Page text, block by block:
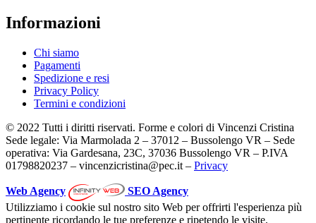
Informazioni
Chi siamo
Pagamenti
Spedizione e resi
Privacy Policy
Termini e condizioni
© 2022 Tutti i diritti riservati. Forme e colori di Vincenzi Cristina
Sede legale: Via Marmolada 2 – 37012 – Bussolengo VR – Sede
operativa: Via Gardesana, 23C, 37036 Bussolengo VR – P.IVA
01798820237 – vincenzicristina@pec.it – Privacy
Web Agency
SEO Agency
Utilizziamo i cookie sul nostro sito Web per offrirti l'esperienza più
pertinente ricordando le tue preferenze e ripetendo le visite.